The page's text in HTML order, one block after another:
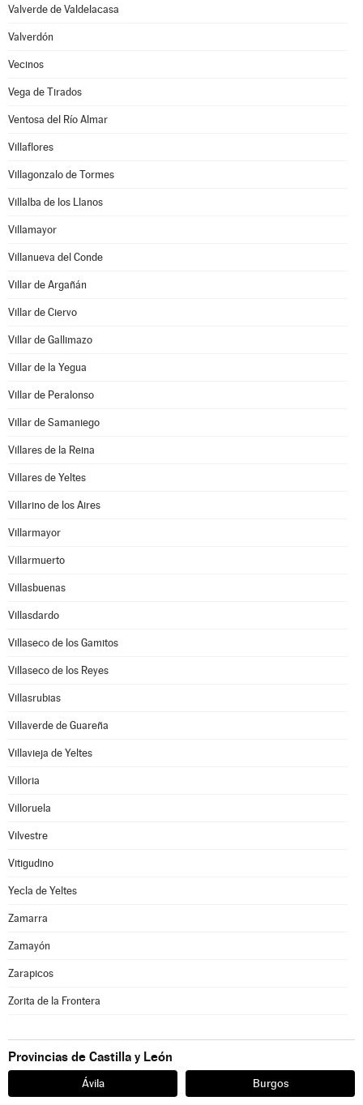
Valverde de Valdelacasa
Valverdón
Vecinos
Vega de Tirados
Ventosa del Río Almar
Villaflores
Villagonzalo de Tormes
Villalba de los Llanos
Villamayor
Villanueva del Conde
Villar de Argañán
Villar de Ciervo
Villar de Gallimazo
Villar de la Yegua
Villar de Peralonso
Villar de Samaniego
Villares de la Reina
Villares de Yeltes
Villarino de los Aires
Villarmayor
Villarmuerto
Villasbuenas
Villasdardo
Villaseco de los Gamitos
Villaseco de los Reyes
Villasrubias
Villaverde de Guareña
Villavieja de Yeltes
Villoria
Villoruela
Vilvestre
Vitigudino
Yecla de Yeltes
Zamarra
Zamayón
Zarapicos
Zorita de la Frontera
Provincias de Castilla y León
Ávila Burgos